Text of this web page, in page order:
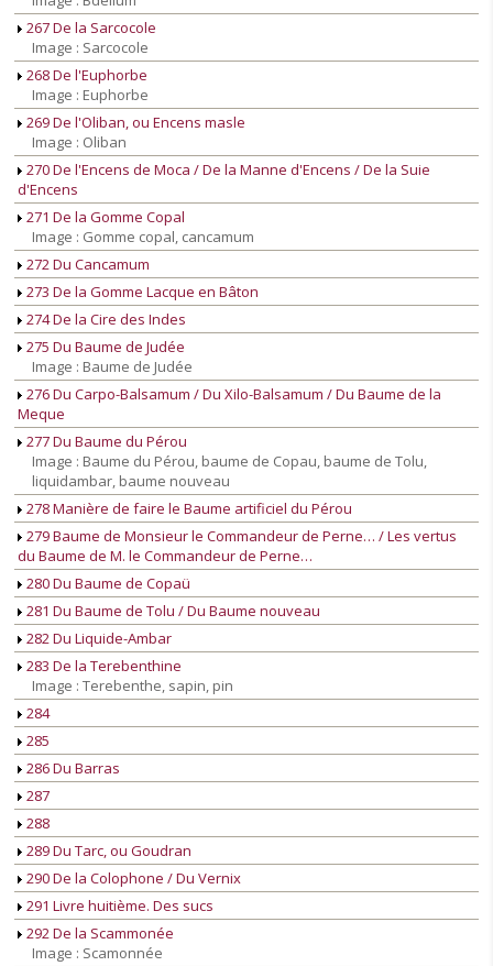
267 De la Sarcocole
Image : Sarcocole
268 De l'Euphorbe
Image : Euphorbe
269 De l'Oliban, ou Encens masle
Image : Oliban
270 De l'Encens de Moca / De la Manne d'Encens / De la Suie
d'Encens
271 De la Gomme Copal
Image : Gomme copal, cancamum
272 Du Cancamum
273 De la Gomme Lacque en Bâton
274 De la Cire des Indes
275 Du Baume de Judée
Image : Baume de Judée
276 Du Carpo-Balsamum / Du Xilo-Balsamum / Du Baume de la
Meque
277 Du Baume du Pérou
Image : Baume du Pérou, baume de Copau, baume de Tolu,
liquidambar, baume nouveau
278 Manière de faire le Baume artificiel du Pérou
279 Baume de Monsieur le Commandeur de Perne… / Les vertus
du Baume de M. le Commandeur de Perne…
280 Du Baume de Copaü
281 Du Baume de Tolu / Du Baume nouveau
282 Du Liquide-Ambar
283 De la Terebenthine
Image : Terebenthe, sapin, pin
284
285
286 Du Barras
287
288
289 Du Tarc, ou Goudran
290 De la Colophone / Du Vernix
291 Livre huitième. Des sucs
292 De la Scammonée
Image : Scamonnée